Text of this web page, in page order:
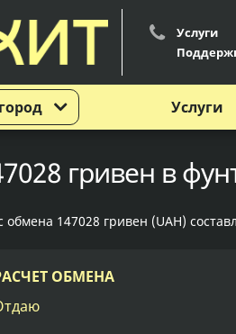
Услуги
Услуги
гривен в
обмена 147028 гривен (UAH)
ОБМЕНА